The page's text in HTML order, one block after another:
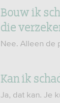
Bouw ik
die
Nee. Alleen de
Kan ik
Ja, dat kan. Je